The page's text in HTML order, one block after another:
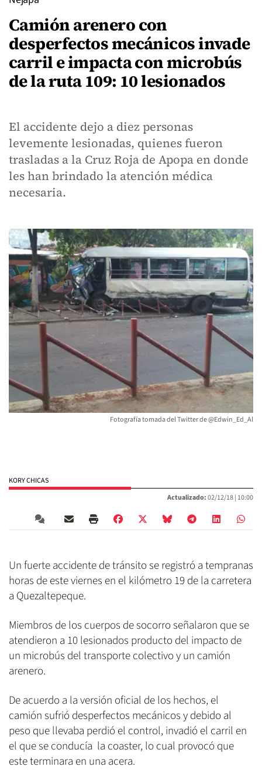
Camión arenero con
desperfectos mecánicos invade
carril e impacta con microbús
de la ruta 109: 10 lesionados
El accidente dejo a diez personas
levemente lesionadas, quienes fueron
trasladas a la Cruz Roja de Apopa en donde
les han brindado la atención médica
necesaria.
Fotografía tomada del Twitter de @Edwin_Ed_Al
KORY CHICAS
Actualizado:02/12/18 | 10:00
Un fuerte accidente de tránsito se registró a tempranas
horas de este viernes en el kilómetro 19 de la carretera
a Quezaltepeque.
Miembros de los cuerpos de socorro señalaron que se
atendieron a 10 lesionados producto del impacto de
un microbús del transporte colectivo y un camión
arenero.
De acuerdo a la versión oficial de los hechos, el
camión sufrió desperfectos mecánicos y debido al
peso que llevaba perdió el control, invadió el carril en
el que se conducía la coaster, lo cual provocó que
este terminara en una acera.